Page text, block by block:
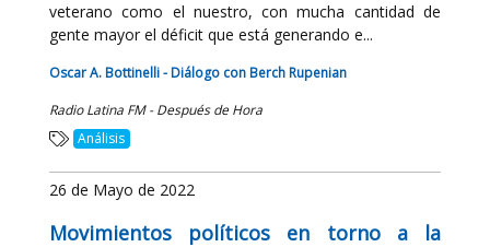
veterano como el nuestro, con mucha cantidad de
gente mayor el déficit que está generando e...
Oscar A. Bottinelli - Diálogo con Berch Rupenian
Radio Latina FM - Después de Hora
Análisis
26 de Mayo de 2022
Movimientos políticos en torno a la